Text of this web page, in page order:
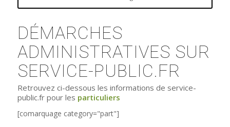
DÉMARCHES
ADMINISTRATIVES SUR
SERVICE-PUBLIC.FR
Retrouvez ci-dessous les informations de service-
public.fr pour les particuliers
[comarquage category="part"]